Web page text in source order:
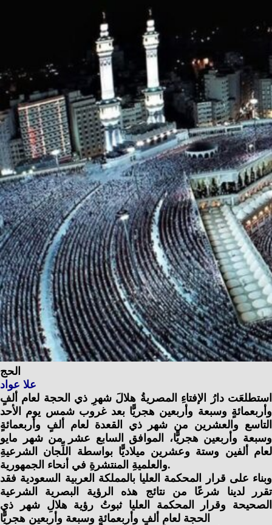
Telegram
الحج
استطلعَت دارُ الإفتاءِ المصريةُ هلالَ شهرِ ذي الحجة لعام ألفٍ
وأربعمائةٍ وسبعة وأربعين هجريًّا بعد غروب شمس يوم الأحد
التاسع والعشرين من شهر ذي القعدة لعام ألفٍ وأربعمائةٍ
وسبعة وأربعين هجريًّا، الموافق السابع عشر من شهر مايو
لعام ألفين وستة وعشرين ميلاديًّا بواسطة اللِّجان الشرعيةِ
والعلميةِ المنتشرةِ في أنحاء الجمهورية.
وبناء على قرار المحكمة العليا بالمملكة العربية السعودية فقد
تقرر لدينا شرعًا من نتائج هذه الرؤية البصرية الشرعية
الصحيحة وقرار المحكمة العليا ثبوتُ رؤية هلالِ شهر ذي
الحجة لعامِ ألفٍ وأربعمائةٍ وسبعة وأربعين هجريًّا